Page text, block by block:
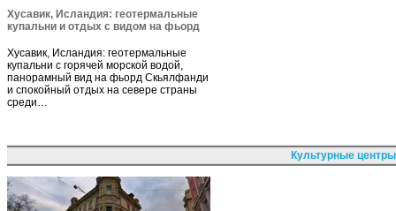
Хусавик, Исландия: геотермальные
купальни и отдых с видом на фьорд
Хусавик, Исландия: геотермальные
купальни с горячей морской водой,
панорамный вид на фьорд Скьялфанди
и спокойный отдых на севере страны
среди…
Культурные